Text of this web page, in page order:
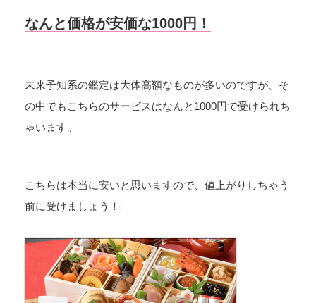
なんと価格が安価な1000円！
未来予知系の鑑定は大体高額なものが多いのですが、そ
の中でもこちらのサービスはなんと1000円で受けられち
ゃいます。
こちらは本当に安いと思いますので、値上がりしちゃう
前に受けましょう！